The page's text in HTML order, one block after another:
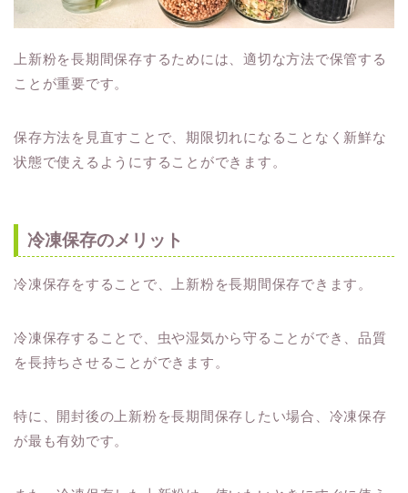
上新粉を長期間保存するためには、適切な方法で保管する
ことが重要です。
保存方法を見直すことで、期限切れになることなく新鮮な
状態で使えるようにすることができます。
冷凍保存のメリット
冷凍保存をすることで、上新粉を長期間保存できます。
冷凍保存することで、虫や湿気から守ることができ、品質
を長持ちさせることができます。
特に、開封後の上新粉を長期間保存したい場合、冷凍保存
が最も有効です。